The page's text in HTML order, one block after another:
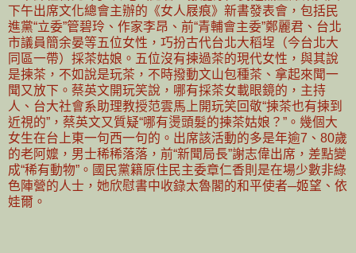
下午出席文化總會主辦的《女人屐痕》新書發表會，包括民
進黨“立委”管碧玲、作家李昂、前“青輔會主委”鄭麗君、台北
市議員簡余晏等五位女性，巧扮古代台北大稻埕（今台北大
同區一帶）採茶姑娘。五位沒有揀過茶的現代女性，與其說
是揀茶，不如說是玩茶，不時撥動文山包種茶、拿起來聞一
聞又放下。蔡英文開玩笑說，哪有採茶女載眼鏡的，主持
人、台大社會系助理教授范雲馬上開玩笑回敬“揀茶也有揀到
近視的”，蔡英文又質疑“哪有燙頭髮的揀茶姑娘？”。幾個大
女生在台上東一句西一句的。出席該活動的多是年逾7、80歲
的老阿嬤，男士稀稀落落，前“新聞局長”謝志偉出席，差點變
成“稀有動物”。國民黨籍原住民主委章仁香則是在場少數非綠
色陣營的人士，她欣慰書中收錄太魯閣的和平使者─姬望、依
娃爾。